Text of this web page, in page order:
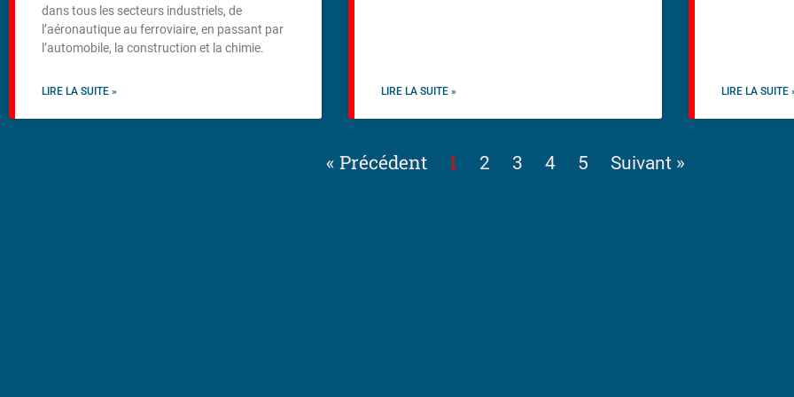
dans tous les secteurs industriels, de
l’aéronautique au ferroviaire, en passant par
l’automobile, la construction et la chimie.
LIRE LA SUITE » LIRE LA SUITE » LIRE LA SUITE
« Précédent 1 2 3 4 5 Suivant »